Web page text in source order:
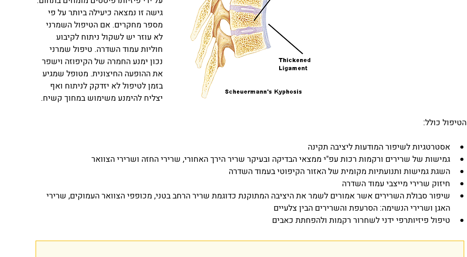
גישה זו נמצאה כיעילה ביותר על פי
מספר מחקרים. אם הטיפול השמרני
לא עוזר יש לשקול ניתוח לקיבוע
חוליות עמוד השדרה. טיפול שמרני
נכון ימנע החמרה של הקיפוזה וישפר
את ההופעה החיצונית. מטופל שמגיע
בזמן לטיפול לא יזדקק לניתוח ואף
יצליח להימנע משימוש במחוך קשיח.
הטיפול כולל:
אסטרטגיות לשיפור המודעות ליציבה תקינה
גמישות של שרירים ורקמות רכות עפ"י ממצאי הבדיקה ובעיקר שריר הירך האחורי, שרירי החזה ושרירי הצוואר
השגת גמישות ותנועתיות מקומית של האזור הקיפוטי בעמוד השדרה
חיזוק שרירי מייצבי עמוד השדרה
שיפור סבולת השרירים אשר אמורים לשמר את היציבה המתוקנת כדוגמת שריר הרחב בטני, מכופפי הצוואר העמוקים, שרירי
האגן ושרירי הנשימה: הסרעפת והשרירים הבין צלעיים
טיפול פיזיותרפי ידני לשחרור רקמות ולהפחתת כאבים